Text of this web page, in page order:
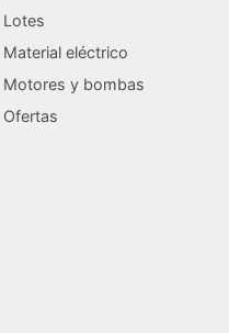
Lotes
Material eléctrico
Motores y bombas
Ofertas